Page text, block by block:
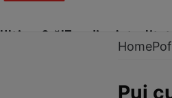
Ultima Oră!Trending Actualitate
Home
Pui